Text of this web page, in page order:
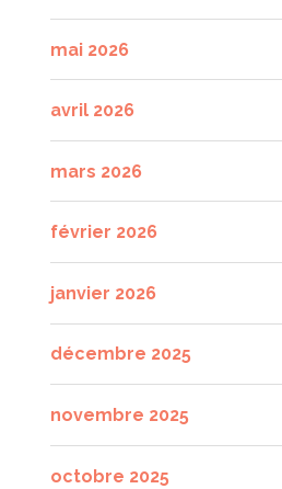
mai 2026
avril 2026
mars 2026
février 2026
janvier 2026
décembre 2025
novembre 2025
octobre 2025